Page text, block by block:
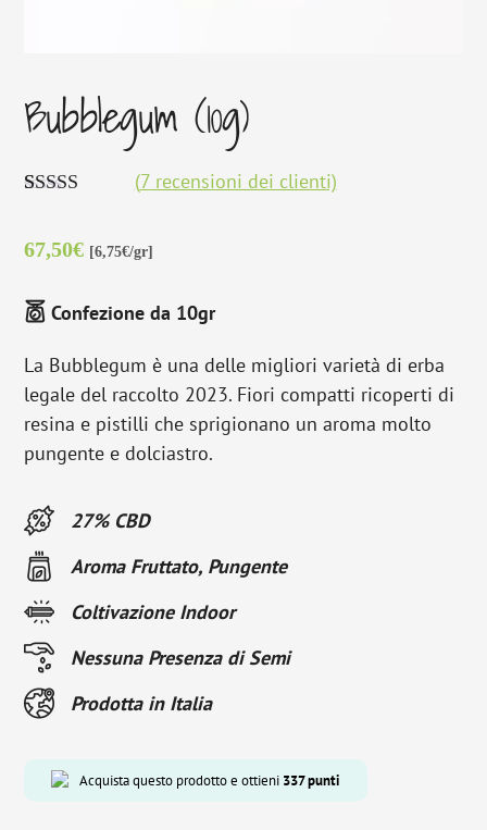
Bubblegum (10g)
direcensioni
(7recensioni dei clienti)
67,50€ [6,75€/gr]
Confezione da 10gr
La Bubblegum è una delle migliori varietà di erba
legale del raccolto 2023. Fiori compatti ricoperti di
resina e pistilli che sprigionano un aroma molto
pungente e dolciastro.
27% CBD
Aroma Fruttato, Pungente
Coltivazione Indoor
Nessuna Presenza di Semi
Prodotta in Italia
Acquista questo prodotto e ottieni 337punti